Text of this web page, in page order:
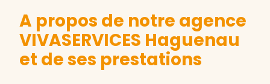
A propos de notre agence
VIVASERVICES Haguenau
et de ses prestations